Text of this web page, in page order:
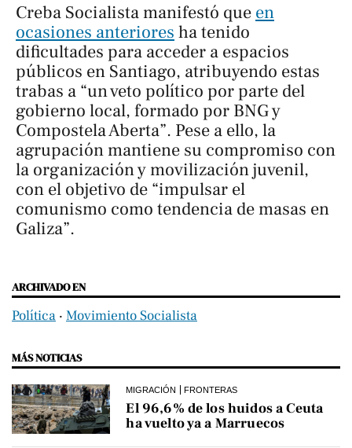
Creba Socialista manifestó que en
ocasiones anteriores ha tenido
dificultades para acceder a espacios
públicos en Santiago, atribuyendo estas
trabas a “un veto político por parte del
gobierno local, formado por BNG y
Compostela Aberta”. Pese a ello, la
agrupación mantiene su compromiso con
la organización y movilización juvenil,
con el objetivo de “impulsar el
comunismo como tendencia de masas en
Galiza”.
ARCHIVADO EN
Política ‧ Movimiento Socialista
MÁS NOTICIAS
MIGRACIÓN FRONTERAS
El 96,6% de los huidos a Ceuta
ha vuelto ya a Marruecos